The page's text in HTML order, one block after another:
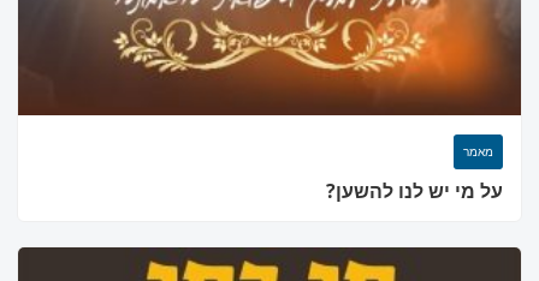
מאמר
על מי יש לנו להשען?